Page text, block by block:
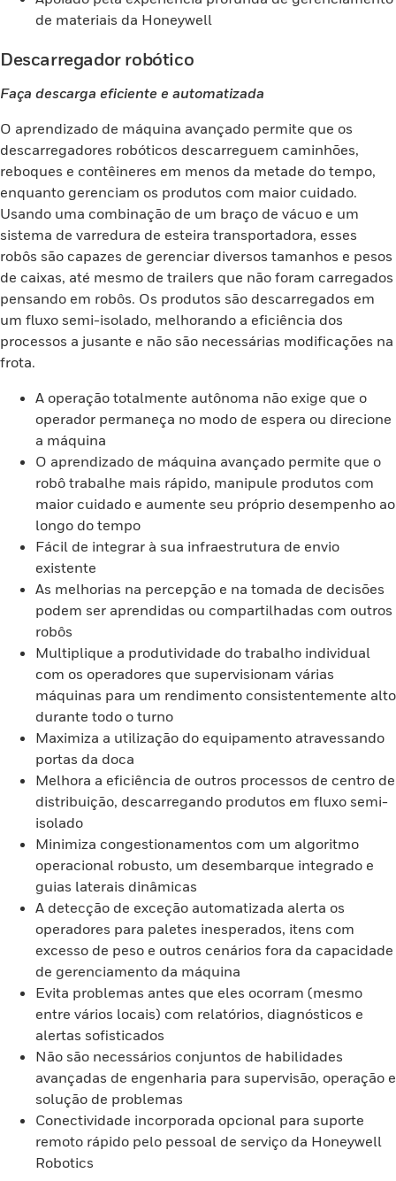
de materiais da Honeywell
Descarregador robótico
Faça descarga eficiente e automatizada
O aprendizado de máquina avançado permite que os
descarregadores robóticos descarreguem caminhões,
reboques e contêineres em menos da metade do tempo,
enquanto gerenciam os produtos com maior cuidado.
Usando uma combinação de um braço de vácuo e um
sistema de varredura de esteira transportadora, esses
robôs são capazes de gerenciar diversos tamanhos e pesos
de caixas, até mesmo de trailers que não foram carregados
pensando em robôs. Os produtos são descarregados em
um fluxo semi-isolado, melhorando a eficiência dos
processos a jusante e não são necessárias modificações na
frota.
A operação totalmente autônoma não exige que o
operador permaneça no modo de espera ou direcione
a máquina
O aprendizado de máquina avançado permite que o
robô trabalhe mais rápido, manipule produtos com
maior cuidado e aumente seu próprio desempenho ao
longo do tempo
Fácil de integrar à sua infraestrutura de envio
existente
As melhorias na percepção e na tomada de decisões
podem ser aprendidas ou compartilhadas com outros
robôs
Multiplique a produtividade do trabalho individual
com os operadores que supervisionam várias
máquinas para um rendimento consistentemente alto
durante todo o turno
Maximiza a utilização do equipamento atravessando
portas da doca
Melhora a eficiência de outros processos de centro de
distribuição, descarregando produtos em fluxo semi-
isolado
Minimiza congestionamentos com um algoritmo
operacional robusto, um desembarque integrado e
guias laterais dinâmicas
A detecção de exceção automatizada alerta os
operadores para paletes inesperados, itens com
excesso de peso e outros cenários fora da capacidade
de gerenciamento da máquina
Evita problemas antes que eles ocorram (mesmo
entre vários locais) com relatórios, diagnósticos e
alertas sofisticados
Não são necessários conjuntos de habilidades
avançadas de engenharia para supervisão, operação e
solução de problemas
Conectividade incorporada opcional para suporte
remoto rápido pelo pessoal de serviço da Honeywell
Robotics